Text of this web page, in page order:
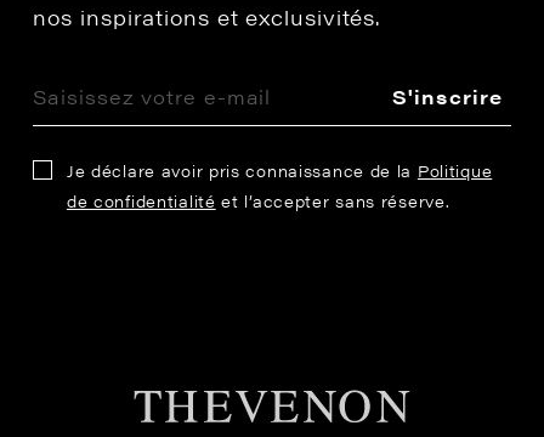
nos inspirations et exclusivités.
S'inscrire
Je déclare avoir pris connaissance de la Politique
de confidentialité et l’accepter sans réserve.